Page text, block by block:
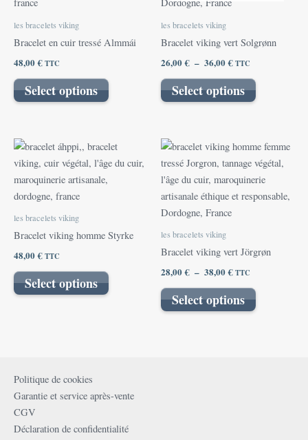
les bracelets viking
Bracelet en cuir tressé Almmái
48,00€TTC
Select options
les bracelets viking
Bracelet viking vert Solgrønn
26,00€ – 36,00€TTC
Select options
peuvent
choisies
sur
du
produit
les bracelets viking
Bracelet viking homme Styrke
48,00€TTC
Select options
les bracelets viking
Bracelet viking vert Jörgrøn
28,00€ – 38,00€
Plage
prix :
28,00 €
38,00 €
TTC
Select options
Ce
produit
a
plusieurs
peuvent
choisies
sur
Politique de cookies
Garantie et service après-vente
CGV
Déclaration de confidentialité